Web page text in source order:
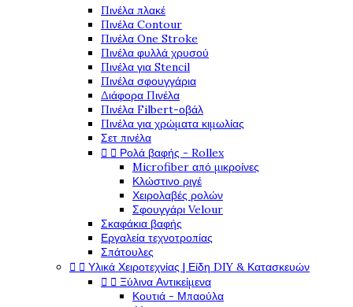
Πινέλα πλακέ
Πινέλα Contour
Πινέλα One Stroke
Πινέλα φυλλά χρυσού
Πινέλα για Stencil
Πινέλα σφουγγάρια
Διάφορα Πινέλα
Πινέλα Filbert-οβάλ
Πινέλα για χρώματα κιμωλίας
Σετ πινέλα
  Ρολά βαφής - Rollex
Microfiber από μικροίνες
Κλώστινο ριγέ
Χειρολαβές ρολών
Σφουγγάρι Velour
Σκαφάκια βαφής
Εργαλεία τεχνοτροπίας
Σπάτουλες
  Υλικά Χειροτεχνίας | Είδη DIY & Κατασκευών
  Ξύλινα Αντικείμενα
Κουτιά - Μπαούλα